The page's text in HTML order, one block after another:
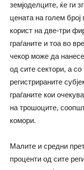
земјоделците, ќе ги
цената на голем
корист на две-три
граѓаните и тоа во
чекор може да
од сите сектори, а
регистрираните
граѓаните кои
на трошоците,
комори.
Малите и средни
проценти од сите